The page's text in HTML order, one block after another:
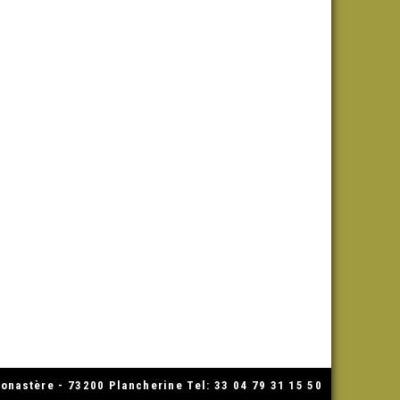
- 73200 Plancherine Tel: 33 04 79 31 15 50